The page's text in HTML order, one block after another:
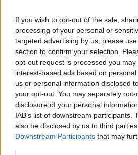
If you wish to opt-out of the sale,
processing of your personal or
targeted advertising by us, please
section to confirm your selection.
opt-out request is processed you may
interest-based ads based on
us or personal information disclosed
your opt-out. You may separately
disclosure of your personal
IAB’s list of downstream participants.
also be disclosed by us to third
Downstream Participants that may
ΕΛΛΑΔΑ 21/12/2025 10:55
Παγετός στη βόρεια Ελλάδα
Κυριακής -Πού καταγράφηκαν